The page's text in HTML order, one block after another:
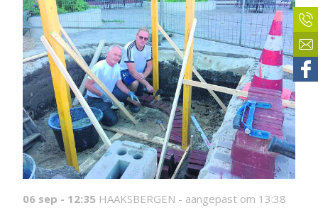
06 sep - 12:35 HAAKSBERGEN - aangepast om 13:38